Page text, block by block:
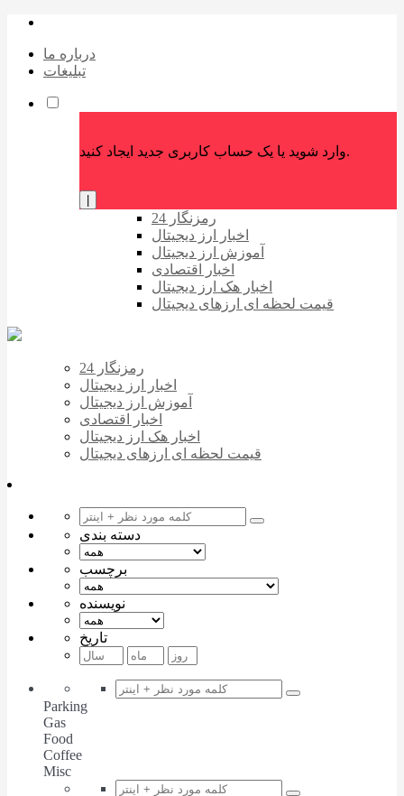
درباره ما
تبلیغات
وارد شوید یا یک حساب کاربری جدید ایجاد کنید.
رمزنگار 24
اخبار ارز دیجیتال
آموزش ارز دیجیتال
اخبار اقتصادی
اخبار هک ارز دیجیتال
قیمت لحظه ای ارزهای دیجیتال
رمزنگار 24
اخبار ارز دیجیتال
آموزش ارز دیجیتال
اخبار اقتصادی
اخبار هک ارز دیجیتال
قیمت لحظه ای ارزهای دیجیتال
دسته بندی
برچسب
نویسنده
تاریخ
Parking
Gas
Food
Coffee
Misc